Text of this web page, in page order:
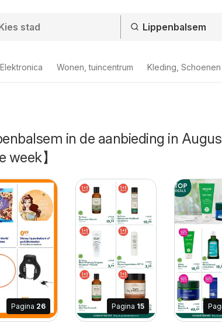
Elektronica Wonen, tuincentrum Kleding,
in de aanbieding in
week】
Pagina 26 Pagina 15